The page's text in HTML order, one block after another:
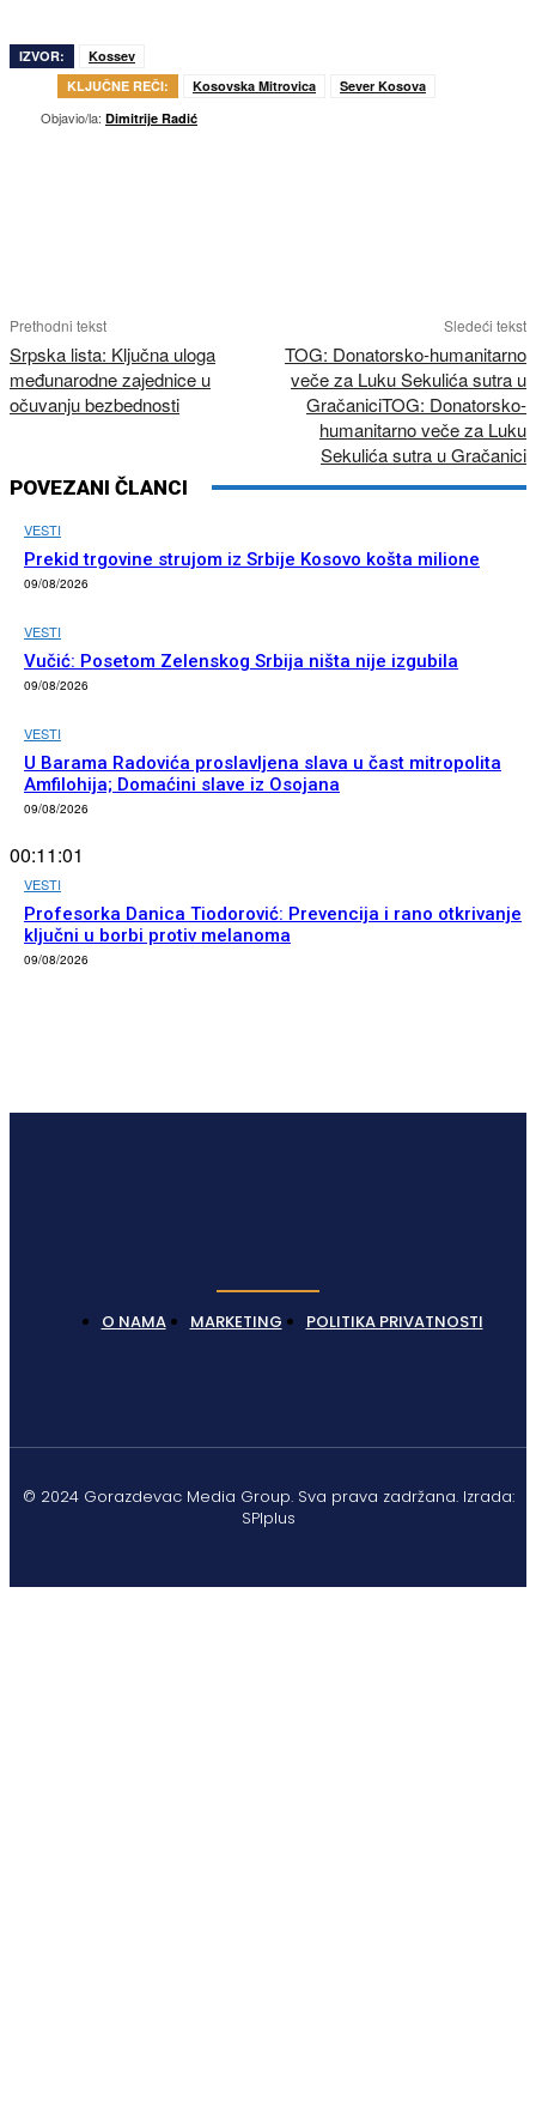
IZVOR:
Kossev
KLJUČNE REČI:
Kosovska Mitrovica Sever Kosova
Objavio/la: Dimitrije Radić
Prethodni tekst
Srpska lista: Ključna uloga
međunarodne zajednice u
očuvanju bezbednosti
Sledeći tekst
TOG: Donatorsko-humanitarno
veče za Luku Sekulića sutra u
GračaniciTOG: Donatorsko-
humanitarno veče za Luku
Sekulića sutra u Gračanici
POVEZANI ČLANCI
VESTI
Prekid trgovine strujom iz Srbije Kosovo košta milione
09/08/2026
VESTI
Vučić: Posetom Zelenskog Srbija ništa nije izgubila
09/08/2026
VESTI
U Barama Radovića proslavljena slava u čast mitropolita
Amfilohija; Domaćini slave iz Osojana
09/08/2026
00:11:01
VESTI
Profesorka Danica Tiodorović: Prevencija i rano otkrivanje
ključni u borbi protiv melanoma
09/08/2026
O NAMA MARKETING POLITIKA PRIVATNOSTI
© 2024 Gorazdevac Media Group. Sva prava zadržana. Izrada:
SPIplus